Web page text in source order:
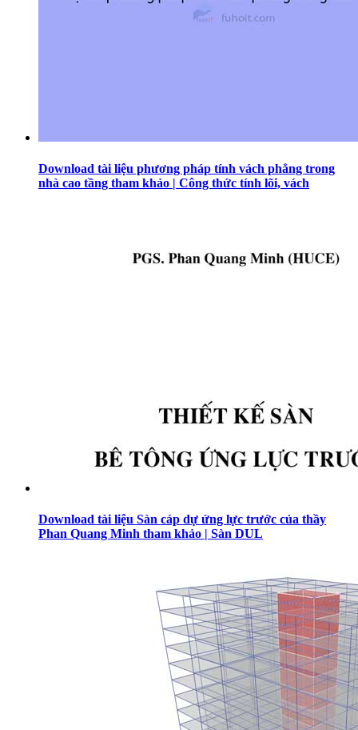
Download tài liệu phương pháp tính vách phẳng trong
nhà cao tầng tham khảo | Công thức tính lõi, vách
Download tài liệu Sàn cáp dự ứng lực trước của thầy
Phan Quang Minh tham khảo | Sàn DUL